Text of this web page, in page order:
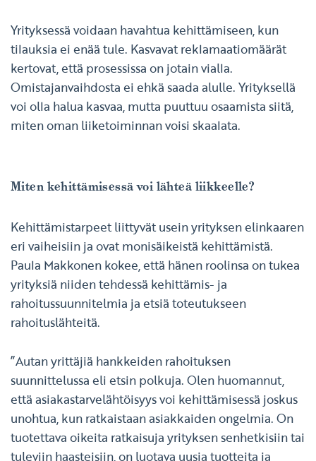
Yrityksessä voidaan havahtua kehittämiseen, kun
tilauksia ei enää tule. Kasvavat reklamaatiomäärät
kertovat, että prosessissa on jotain vialla.
Omistajanvaihdosta ei ehkä saada alulle. Yrityksellä
voi olla halua kasvaa, mutta puuttuu osaamista siitä,
miten oman liiketoiminnan voisi skaalata.
Miten kehittämisessä voi lähteä liikkeelle?
Kehittämistarpeet liittyvät usein yrityksen elinkaaren
eri vaiheisiin ja ovat monisäikeistä kehittämistä.
Paula Makkonen kokee, että hänen roolinsa on tukea
yrityksiä niiden tehdessä kehittämis- ja
rahoitussuunnitelmia ja etsiä toteutukseen
rahoituslähteitä.
”Autan yrittäjiä hankkeiden rahoituksen
suunnittelussa eli etsin polkuja. Olen huomannut,
että asiakastarvelähtöisyys voi kehittämisessä joskus
unohtua, kun ratkaistaan asiakkaiden ongelmia. On
tuotettava oikeita ratkaisuja yrityksen senhetkisiin tai
tuleviin haasteisiin, on luotava uusia tuotteita ja